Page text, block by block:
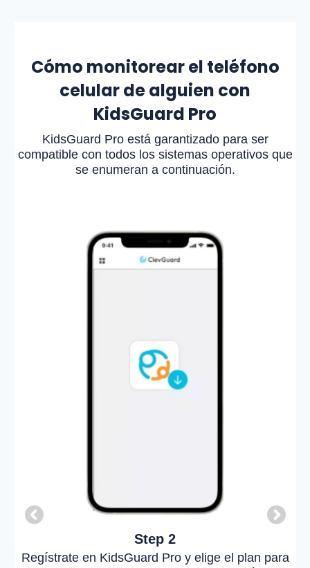
Cómo monitorear el teléfono
celular de alguien con
KidsGuard Pro
KidsGuard Pro está garantizado para ser
compatible con todos los sistemas operativos que
se enumeran a continuación.
Step 2
Regístrate en KidsGuard Pro y elige el plan para